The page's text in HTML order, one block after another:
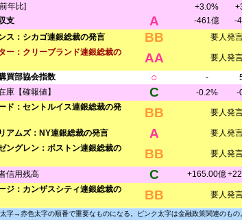
年比]
+3.0%
支
A -461億 -
ス：シカゴ連銀総裁の発言 BB
要人発
ー：クリーブランド連銀総裁の
AA 要人発
買部協会指数 ○ -
庫【確報値】 C -0.2% -
ド：セントルイス連銀総裁の発
BB 要人発
アムズ：NY連銀総裁の発言 A
要人発
ングレン：ボストン連銀総裁の
BB 要人発
信用残高 C +165.00億
ジ：カンザスシティ連銀総裁の
BB 要人発
字→赤色太字の順番で重要なものになる。ピンク太字は金融政策関連のもの。